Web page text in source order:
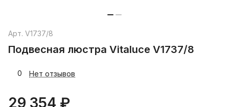
Арт. V1737/8
Подвесная люстра Vitaluce V1737/8
0 Нет отзывов
29 354 ₽